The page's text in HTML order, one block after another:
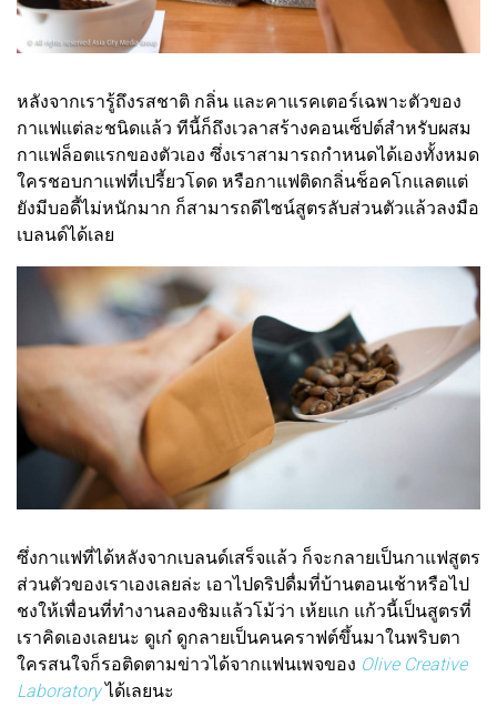
หลังจากเรารู้ถึงรสชาติ กลิ่น และคาแรคเตอร์เฉพาะตัวของ
กาแฟแต่ละชนิดแล้ว ทีนี้ก็ถึงเวลาสร้างคอนเซ็ปต์สำหรับผสม
กาแฟล็อตแรกของตัวเอง ซึ่งเราสามารถกำหนดได้เองทั้งหมด
ใครชอบกาแฟที่เปรี้ยวโดด หรือกาแฟติดกลิ่นช็อคโกแลตแต่
ยังมีบอดี้ไม่หนักมาก ก็สามารถดีไซน์สูตรลับส่วนตัวแล้วลงมือ
เบลนด์ได้เลย
ซึ่งกาแฟที่ได้หลังจากเบลนด์เสร็จแล้ว ก็จะกลายเป็นกาแฟสูตร
ส่วนตัวของเราเองเลยล่ะ เอาไปดริปดื่มที่บ้านตอนเช้าหรือไป
ชงให้เพื่อนที่ทำงานลองชิมแล้วโม้ว่า เห้ยแก แก้วนี้เป็นสูตรที่
เราคิดเองเลยนะ ดูเก๋ ดูกลายเป็นคนคราฟต์ขึ้นมาในพริบตา
ใครสนใจก็รอติดตามข่าวได้จากแฟนเพจของ Olive Creative
Laboratory ได้เลยนะ